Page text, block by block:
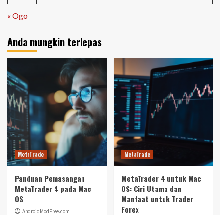
« Ogo
Anda mungkin terlepas
MetaTrade
Panduan Pemasangan
MetaTrader 4 pada Mac
OS
AndroidModFree.com
MetaTrade
MetaTrader 4 untuk Mac
OS: Ciri Utama dan
Manfaat untuk Trader
Forex